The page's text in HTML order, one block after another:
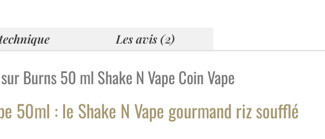
Les avis (2)
Burns 50 ml Shake N Vape Coin Vape
50ml : le Shake N Vape gourmand riz soufflé